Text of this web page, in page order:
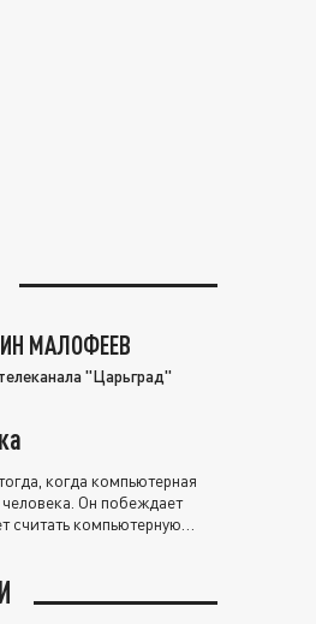
МАЛОФЕЕВ
"Царьград"
когда компьютерная
Он побеждает
считать компьютерную